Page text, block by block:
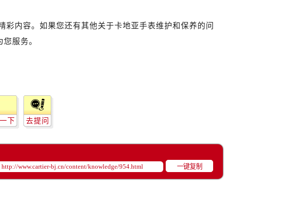
彩内容。如果您还有其他关于卡地亚手表维护和保养的问
服务。
下 去提问
一键复制